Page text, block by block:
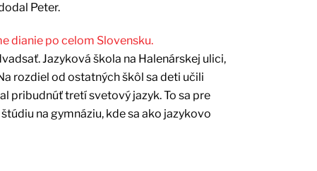
Peter.
dianie po celom Slovensku.
Jazyková škola na Halenárskej ulici,
rozdiel od ostatných škôl sa deti učili
pribudnúť tretí svetový jazyk. To sa pre
na gymnáziu, kde sa ako jazykovo